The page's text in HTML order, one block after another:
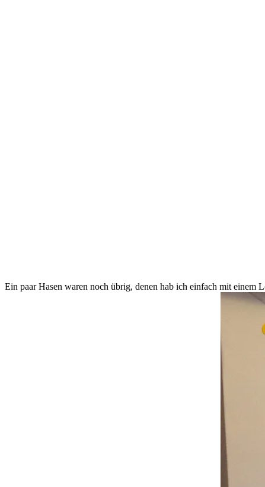
Ein paar Hasen waren noch übrig, denen hab ich einfach mit einem